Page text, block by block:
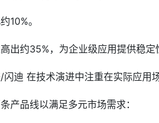
10%。
出约35%，为企业级应用提供稳定
迪 在技术演进中注重在实际应用
产品线以满足多元市场需求：